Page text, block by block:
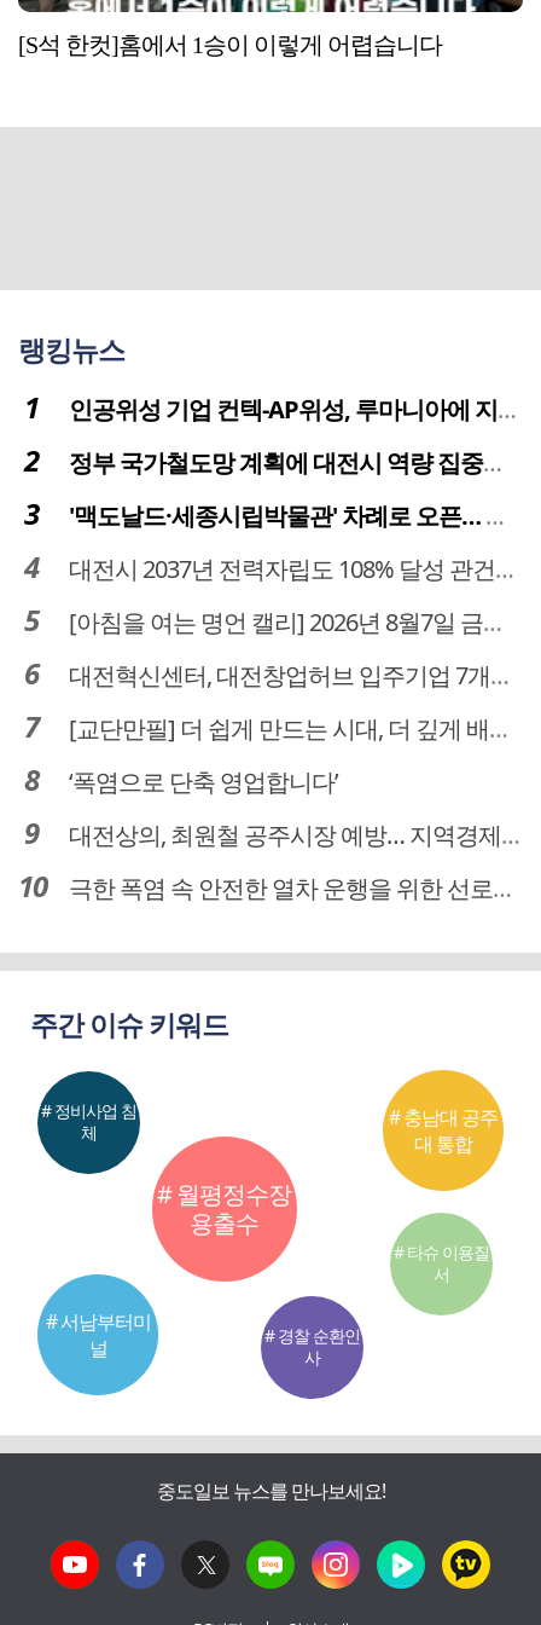
[S석 한컷]홈에서 1승이 이렇게 어렵습니다
랭킹뉴스
인공위성 기업 컨텍-AP위성, 루마니아에 지상국 시스템 전수
정부 국가철도망 계획에 대전시 역량 집중해야
'맥도날드·세종시립박물관' 차례로 오픈… 고운동 정주여건 좋아진다
대전시 2037년 전력자립도 108% 달성 관건은 '주민 수용성'
[아침을 여는 명언 캘리] 2026년 8월7일 금요일
대전혁신센터, 대전창업허브 입주기업 7개사 모집
[교단만필] 더 쉽게 만드는 시대, 더 깊게 배우는 교육
‘폭염으로 단축 영업합니다’
대전상의, 최원철 공주시장 예방… 지역경제 협력방안 논의
극한 폭염 속 안전한 열차 운행을 위한 선로관리
주간 이슈 키워드
# 월평정수장
용출수
# 서남부터미
널
# 충남대 공주
대 통합
# 정비사업 침
체
# 경찰 순환인
사
# 타슈 이용질
서
중도일보 뉴스를 만나보세요!